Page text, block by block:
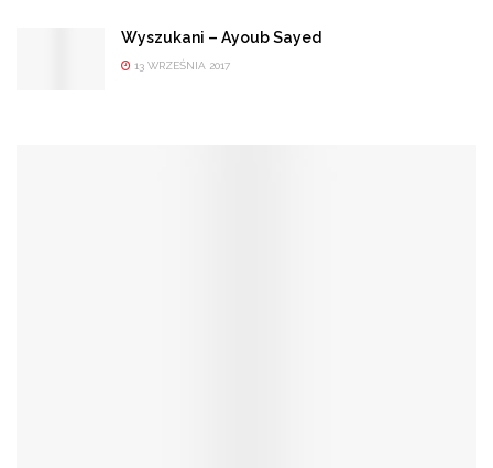
Wyszukani – Ayoub Sayed
13 WRZEŚNIA 2017